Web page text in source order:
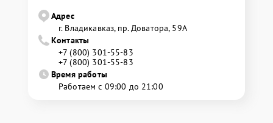
Адрес
г. Владикавказ, пр. Доватора, 59А
Контакты
+7 (800) 301-55-83
+7 (800) 301-55-83
Время работы
Работаем с 09:00 до 21:00